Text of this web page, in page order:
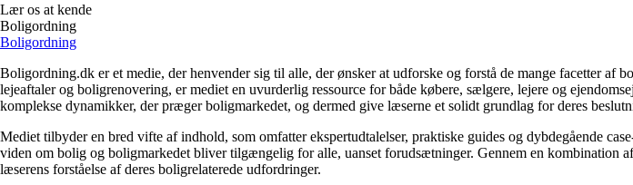
Lær os at kende
Boligordning
Boligordning
Boligordning.dk er et medie, der henvender sig til alle, der ønsker at udforske og forstå de mange facetter
lejeaftaler og boligrenovering, er mediet en uvurderlig ressource for både købere, sælgere, lejere og
komplekse dynamikker, der præger boligmarkedet, og dermed give læserne et solidt grundlag for deres
Mediet tilbyder en bred vifte af indhold, som omfatter ekspertudtalelser, praktiske guides og dybdegående
viden om bolig og boligmarkedet bliver tilgængelig for alle, uanset forudsætninger. Gennem en kombination
læserens forståelse af deres boligrelaterede udfordringer.